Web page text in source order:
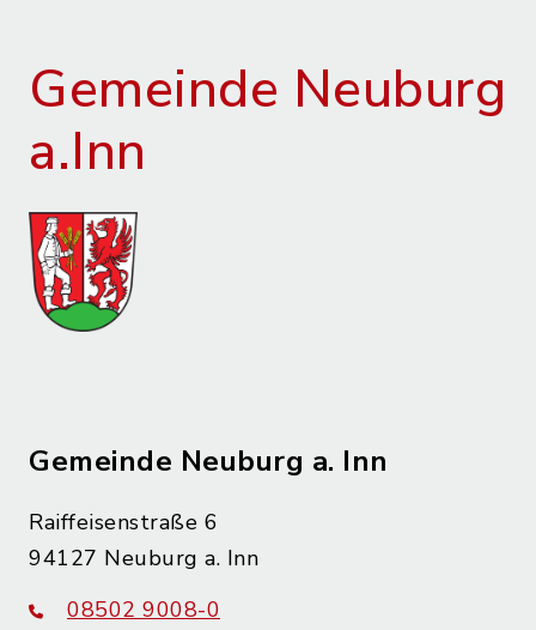
Gemeinde Neuburg
a.Inn
Gemeinde Neuburg a. Inn
Raiffeisenstraße 6
94127 Neuburg a. Inn
08502 9008-0